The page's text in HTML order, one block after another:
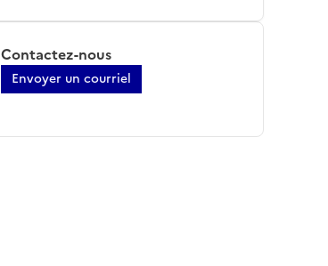
Contactez-nous
Envoyer un courriel